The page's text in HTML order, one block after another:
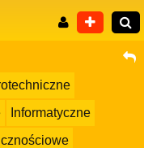
Informatyczne